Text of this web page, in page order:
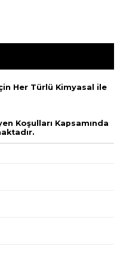
Her Türlü Kimyasal ile
Koşulları Kapsamında